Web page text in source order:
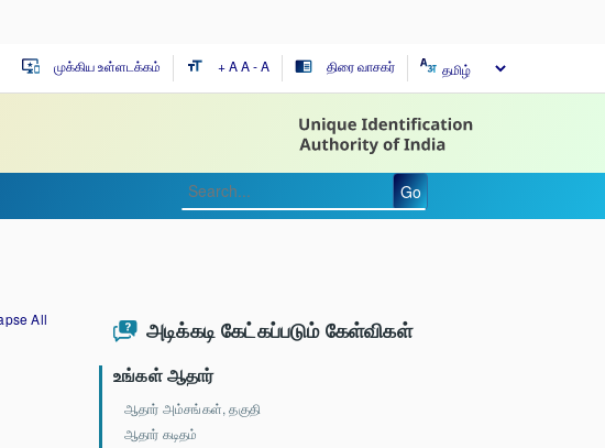
important_devices முக்கிய உள்ளடக்கம் format_size + AA- A chrome_reader_mode திரை வாசகர்
Go
All அடிக்கடி கேட்கப்படும் கேள்விகள்
உங்கள் ஆதார்
ஆதார் அம்சங்கள், தகுதி
ஆதார் கடிதம்